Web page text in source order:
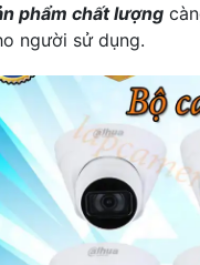
phẩm chất lượng
người sử dụng.